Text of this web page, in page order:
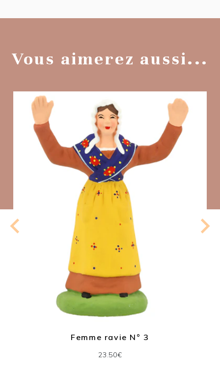
Vous aimerez aussi...
Femme ravie N° 3
23.50€